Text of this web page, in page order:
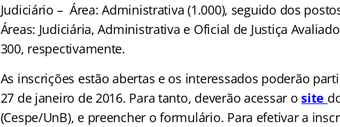
Judiciário – Área: Administrativa (1.000), seguido dos
Áreas: Judiciária, Administrativa e Oficial de Justiça
300, respectivamente.
As inscrições estão abertas e os interessados poderão
27 de janeiro de 2016. Para tanto, deverão acessar o site
(Cespe/UnB), e preencher o formulário. Para efetivar a